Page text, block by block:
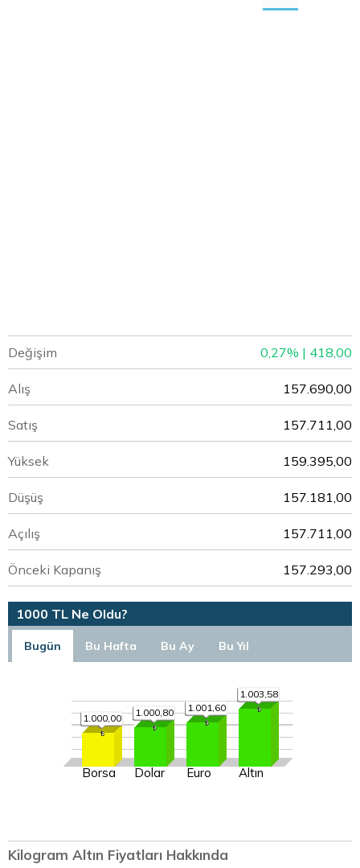
Değişim 0,27% | 418,00
Alış 157.690,00
Satış 157.711,00
Yüksek 159.395,00
Düşüş 157.181,00
Açılış 157.711,00
Önceki Kapanış 157.293,00
1000 TL Ne Oldu?
Bugün Bu Hafta Bu Ay Bu Yıl
1.000,00
Borsa
1.000,80
Dolar
1.001,60
Euro
1.003,58
Altın
Kilogram Altın Fiyatları Hakkında